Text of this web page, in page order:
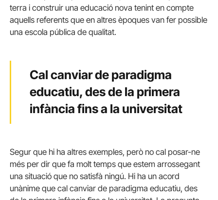
terra i construir una educació nova tenint en compte
aquells referents que en altres èpoques van fer possible
una escola pública de qualitat.
Cal canviar de paradigma
educatiu, des de la primera
infància fins a la universitat
Segur que hi ha altres exemples, però no cal posar-ne
més per dir que fa molt temps que estem arrossegant
una situació que no satisfà ningú. Hi ha un acord
unànime que cal canviar de paradigma educatiu, des